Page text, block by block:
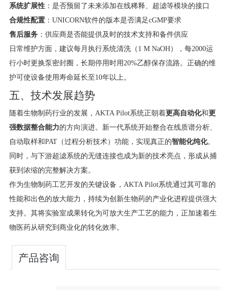
系统扩展性​：是否预留了未来添加在线稀释、超滤等模块的接口
合规性配置​：UNICORN软件的版本是否满足cGMP要求
售后服务​：供应商是否能提供及时的技术支持和备件供应
日常维护方面，建议每月执行系统清洗（1 M NaOH），每2000运
行小时更换泵密封圈，长期停用时用20%乙醇保存流路。正确的维
护可使设备使用寿命延长至10年以上。
五、技术发展趋势
随着生物制药行业的发展，AKTA Pilot系统正朝着更高自动化和更
强数据整合能力的方向演进。新一代系统开始整合在线质谱分析、
自动取样和PAT（过程分析技术）功能，实现真正的智能化纯化。
同时，与下游超滤系统的无缝连接也成为新的技术亮点，形成从捕
获到浓缩的完整解决方案。
作为生物制药工艺开发的关键设备，AKTA Pilot系统通过其可靠的
性能和出色的放大能力，持续为创新生物药的产业化进程提供强大
支持。其将实验室成果转化为可放大生产工艺的能力，正加速着生
物医药从研究到商业化的转化效率。
产品咨询